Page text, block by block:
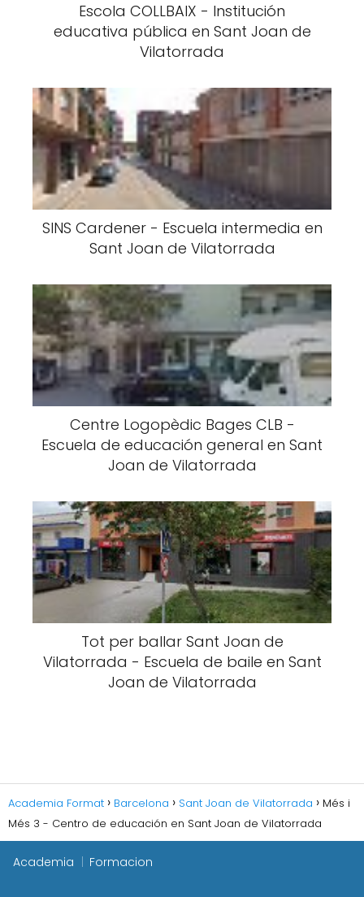
Escola COLLBAIX - Institución
educativa pública en Sant Joan de
Vilatorrada
SINS Cardener - Escuela intermedia en
Sant Joan de Vilatorrada
Centre Logopèdic Bages CLB -
Escuela de educación general en Sant
Joan de Vilatorrada
Tot per ballar Sant Joan de
Vilatorrada - Escuela de baile en Sant
Joan de Vilatorrada
Academia Format Barcelona Sant Joan de Vilatorrada
Més i
Més 3 - Centro de educación en Sant Joan de Vilatorrada
Academia Formacion